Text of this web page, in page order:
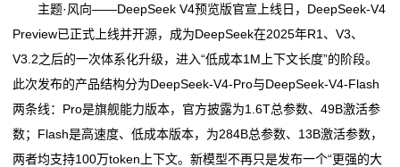
主题·风向——DeepSeek V4预览版官宣上线日，DeepSeek-V4
Preview已正式上线并开源，成为DeepSeek在2025年R1、V3、
V3.2之后的一次体系化升级，进入“低成本1M上下文长度”的阶段。
此次发布的产品结构分为DeepSeek-V4-Pro与DeepSeek-V4-Flash
两条线：Pro是旗舰能力版本，官方披露为1.6T总参数、49B激活参
数；Flash是高速度、低成本版本，为284B总参数、13B激活参数，
两者均支持100万token上下文。新模型不再只是发布一个“更强的大